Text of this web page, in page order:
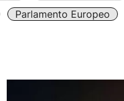
Parlamento Europeo